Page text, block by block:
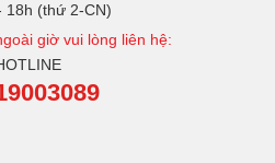
18h (thứ 2-CN)
giờ vui lòng liên hệ: